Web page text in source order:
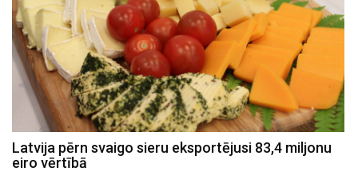
Latvija pērn svaigo sieru eksportējusi 83,4 miljonu
eiro vērtībā